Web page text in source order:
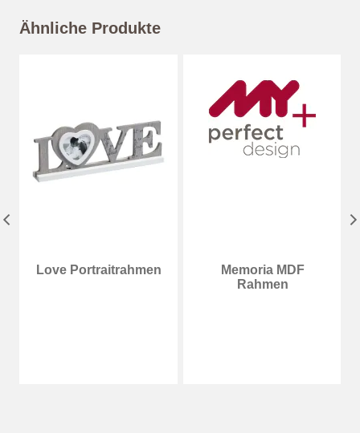
Ähnliche Produkte
Love Portraitrahmen
Memoria MDF
Rahmen